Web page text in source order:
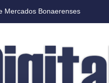
al Teatro Municipal Brazzola